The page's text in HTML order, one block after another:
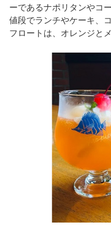
ーであるナポリタンやコ
値段でランチやケーキ、
フロートは、オレンジと